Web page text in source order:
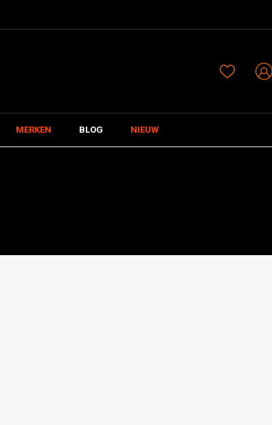
MERKEN BLOG NIEUW